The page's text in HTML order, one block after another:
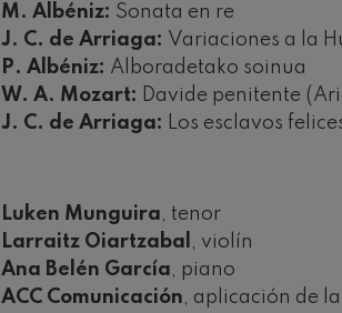
M. Albéniz: Sonata en re
J. C. de Arriaga: Variaciones a la
P. Albéniz: Alboradetako soinua
W. A. Mozart: Davide penitente
J. C. de Arriaga: Los esclavos
Luken Munguira, tenor
Larraitz Oiartzabal , violín
Ana Belén García, piano
ACC Comunicación, aplicación de
12 AUGUST, 2026
WEDNESDAY,
20:00 H.